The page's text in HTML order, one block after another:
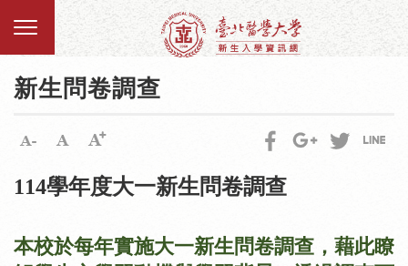
新生問卷調查
114學年度大一新生問卷調查
本校於每年實施大一新生問卷調查，藉此瞭